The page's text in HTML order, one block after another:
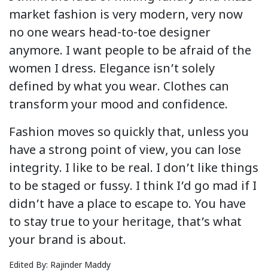
market fashion is very modern, very now
no one wears head-to-toe designer
anymore. I want people to be afraid of the
women I dress. Elegance isn’t solely
defined by what you wear. Clothes can
transform your mood and confidence.
Fashion moves so quickly that, unless you
have a strong point of view, you can lose
integrity. I like to be real. I don’t like things
to be staged or fussy. I think I’d go mad if I
didn’t have a place to escape to. You have
to stay true to your heritage, that’s what
your brand is about.
Edited By: Rajinder Maddy